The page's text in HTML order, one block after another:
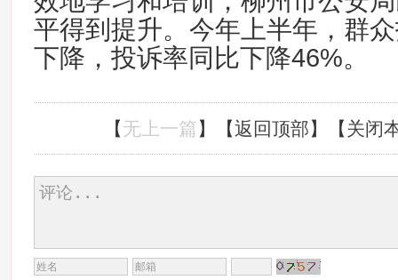
平得到提升。今年上半年，群
下降，投诉率同比下降46%。
【无上一篇】【返回顶部】【关闭